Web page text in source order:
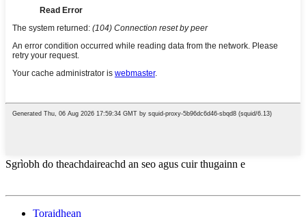
Sgrìobh do theachdaireachd an seo agus cuir thugainn e
Toraidhean